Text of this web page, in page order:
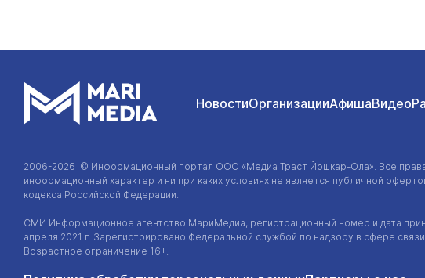
НовостиОрганизацииАфишаВидео
2006-2026 © Информационный портал ООО «Медиа Траст Йошкар-Ола». Все
информационный характер и ни при каких условиях не является публичной
кодекса Российской Федерации.
СМИ Информационное агентство МариМедиа, регистрационный номер и дата
апреля 2021 г. Зарегистрировано Федеральной службой по надзору в сфере
Возрастное ограничение 16+.